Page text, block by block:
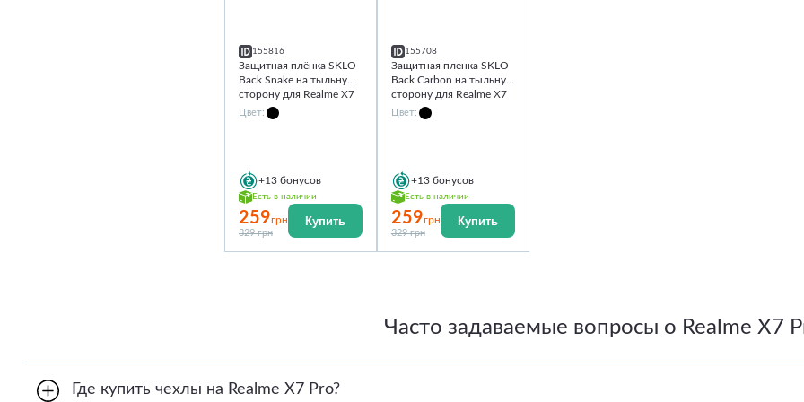
155816
Защитная плёнка SKLO
Back Snake на тыльную
сторону для Realme X7
Pro
Цвет:
+13 бонусов
Есть в наличии
259грн
329 грн
Купить
155708
Защитная пленка SKLO
Back Carbon на тыльную
сторону для Realme X7
Pro
Цвет:
+13 бонусов
Есть в наличии
259грн
329 грн
Купить
Часто задаваемые вопросы о Realme X7
Где купить чехлы на Realme X7 Pro?